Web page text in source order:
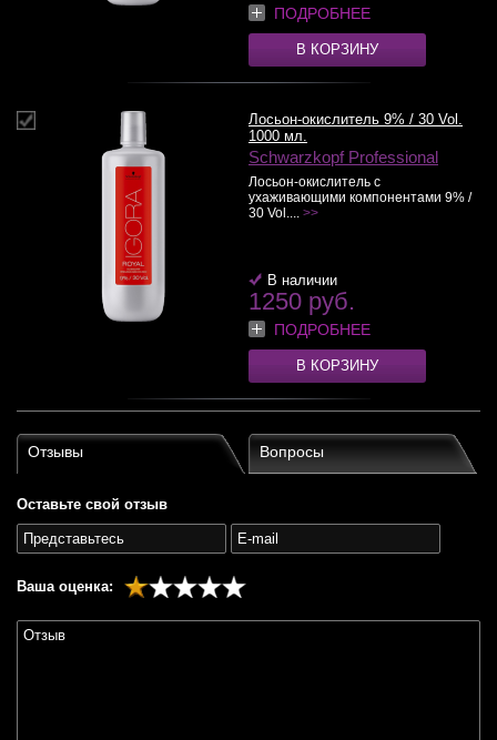
ПОДРОБНЕЕ
В КОРЗИНУ
Лосьон-окислитель 9% / 30 Vol.
1000 мл.
Schwarzkopf Professional
Лосьон-окислитель с
ухаживающими компонентами 9% /
30 Vol.... >>
В наличии
1250 руб.
ПОДРОБНЕЕ
В КОРЗИНУ
Отзывы Вопросы
Оставьте свой отзыв
Ваша оценка: